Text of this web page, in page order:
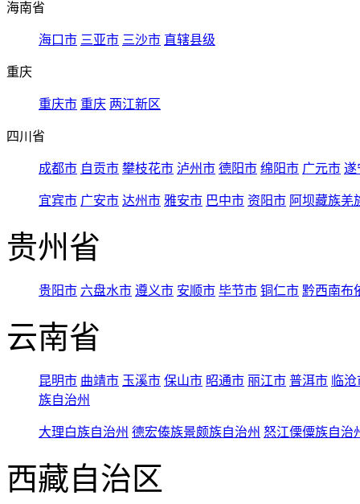
海南省
海口市 三亚市 三沙市 直辖县级
重庆
重庆市 重庆 两江新区
四川省
成都市 自贡市 攀枝花市 泸州市 德阳市 绵阳市 广元市 遂
宜宾市 广安市 达州市 雅安市 巴中市 资阳市 阿坝藏族羌
贵州省
贵阳市 六盘水市 遵义市 安顺市 毕节市 铜仁市 黔西南布
云南省
昆明市 曲靖市 玉溪市 保山市 昭通市 丽江市 普洱市 临
族自治州
大理白族自治州 德宏傣族景颇族自治州 怒江傈僳族自治
西藏自治区